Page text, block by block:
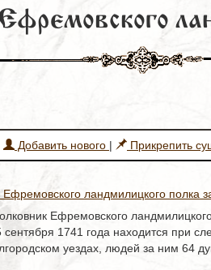
Добавить нового | Прикрепить
ландмилицкого полка
Ефремовского
1741 года находится при
уездах, людей за ним 64